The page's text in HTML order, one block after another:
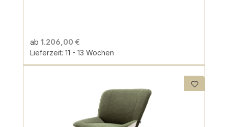
ab 1.206,00 €
Lieferzeit: 11 - 13 Wochen